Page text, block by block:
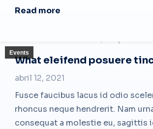
Read more
Events
What eleifend posuere
abril 12, 2021
Fusce faucibus lacus id odio
rhoncus neque hendrerit. Nam
consequat a molestie eu, sagittis